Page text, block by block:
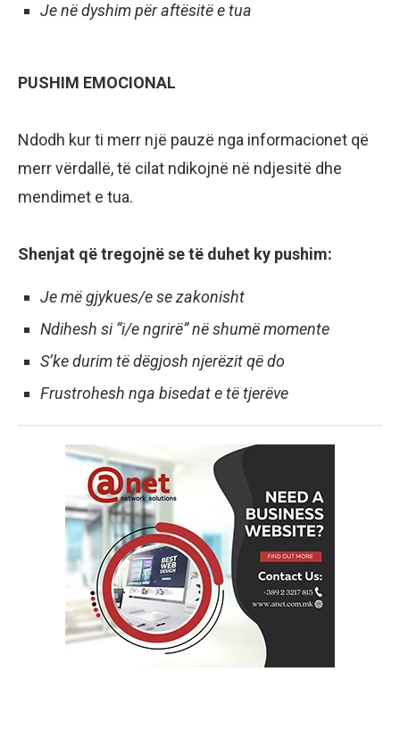
Je në dyshim për aftësitë e tua
PUSHIM EMOCIONAL
Ndodh kur ti merr një pauzë nga informacionet që
merr vërdallë, të cilat ndikojnë në ndjesitë dhe
mendimet e tua.
Shenjat që tregojnë se të duhet ky pushim:
Je më gjykues/e se zakonisht
Ndihesh si “i/e ngrirë” në shumë momente
S’ke durim të dëgjosh njerëzit që do
Frustrohesh nga bisedat e të tjerëve